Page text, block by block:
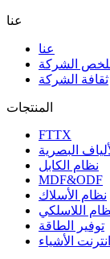
المنتجات
FTTX
البصرية
MDF&ODF
نظام الأسلاك
اللاسلكي
توفير الطاقة
انترنت الأشياء
الحلول
الاتصالات